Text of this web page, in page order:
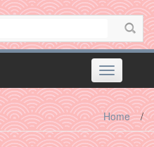
Toggle
navigation
Home /